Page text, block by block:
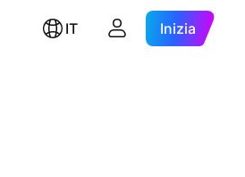
IT Inizia